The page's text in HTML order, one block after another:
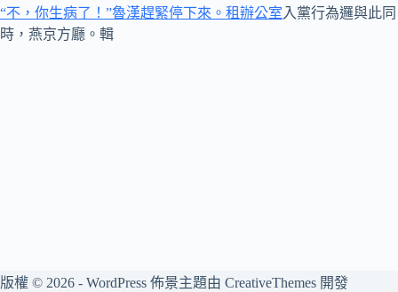
“不，你生病了！”魯漢趕緊停下來。租辦公室 入黨行為邏與此同
時，燕京方廳。輯
版權 © 2026 - WordPress 佈景主題由 CreativeThemes 開發